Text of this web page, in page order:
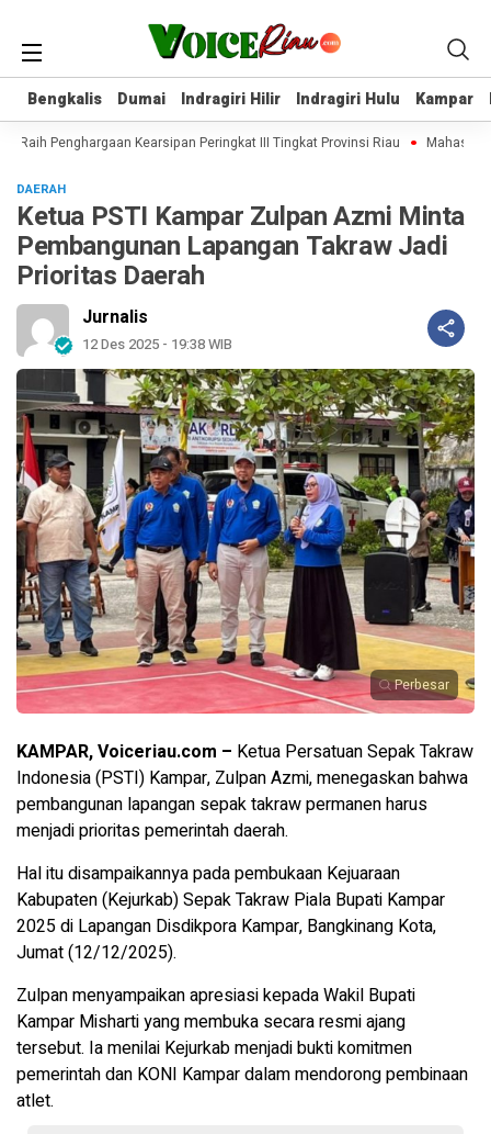
Bengkalis Dumai Indragiri Hilir Indragiri Hulu Kampar
Bengkalis Dumai Indragiri Hilir Indragiri Hulu Kampar
Raih Penghargaan Kearsipan Peringkat III Tingkat Provinsi Riau
DAERAH
Ketua PSTI Kampar Zulpan Azmi Minta
Pembangunan Lapangan Takraw Jadi
Prioritas Daerah
Jurnalis
12 Des 2025 - 19:38 WIB
Perbesar
KAMPAR, Voiceriau.com – Ketua Persatuan Sepak Takraw
Indonesia (PSTI) Kampar, Zulpan Azmi, menegaskan bahwa
pembangunan lapangan sepak takraw permanen harus
menjadi prioritas pemerintah daerah.
Hal itu disampaikannya pada pembukaan Kejuaraan
Kabupaten (Kejurkab) Sepak Takraw Piala Bupati Kampar
2025 di Lapangan Disdikpora Kampar, Bangkinang Kota,
Jumat (12/12/2025).
Zulpan menyampaikan apresiasi kepada Wakil Bupati
Kampar Misharti yang membuka secara resmi ajang
tersebut. Ia menilai Kejurkab menjadi bukti komitmen
pemerintah dan KONI Kampar dalam mendorong pembinaan
atlet.